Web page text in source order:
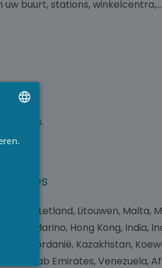
uw buurt, stations, winkelcentra,…
Letland, Litouwen, Malta,
San Marino, Hong Kong, India,
Jordanië, Kazakhstan,
Arab Emirates, Venezuela,